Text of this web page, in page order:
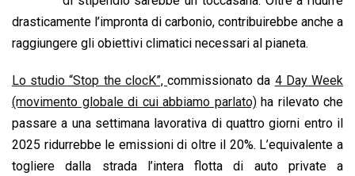
o
o
A
p
d
I
d
s
i
n
drasticamente l’impronta di carbonio, contribuirebbe anche a
raggiungere gli obiettivi climatici necessari al pianeta.
Lo studio “Stop the clocK”,commissionato da 4 Day Week
(movimento globale di cui abbiamo parlato)ha rilevato che
passare a una settimana lavorativa di quattro giorni entro il
2025 ridurrebbe le emissioni di oltre il 20%. L’equivalente a
togliere dalla strada l’intera flotta di auto private a